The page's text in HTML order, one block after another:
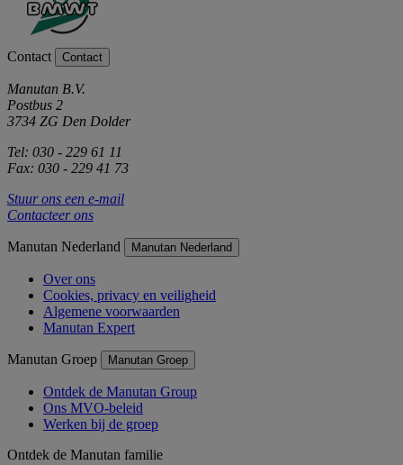
Contact Contact
Manutan B.V.
Postbus 2
3734 ZG Den Dolder
Tel: 030 - 229 61 11
Fax: 030 - 229 41 73
Stuur ons een e-mail
Contacteer ons
Manutan Nederland Manutan Nederland
Over ons
Cookies, privacy en veiligheid
Algemene voorwaarden
Manutan Expert
Manutan Groep Manutan Groep
Ontdek de Manutan Group
Ons MVO-beleid
Werken bij de groep
Ontdek de Manutan familie